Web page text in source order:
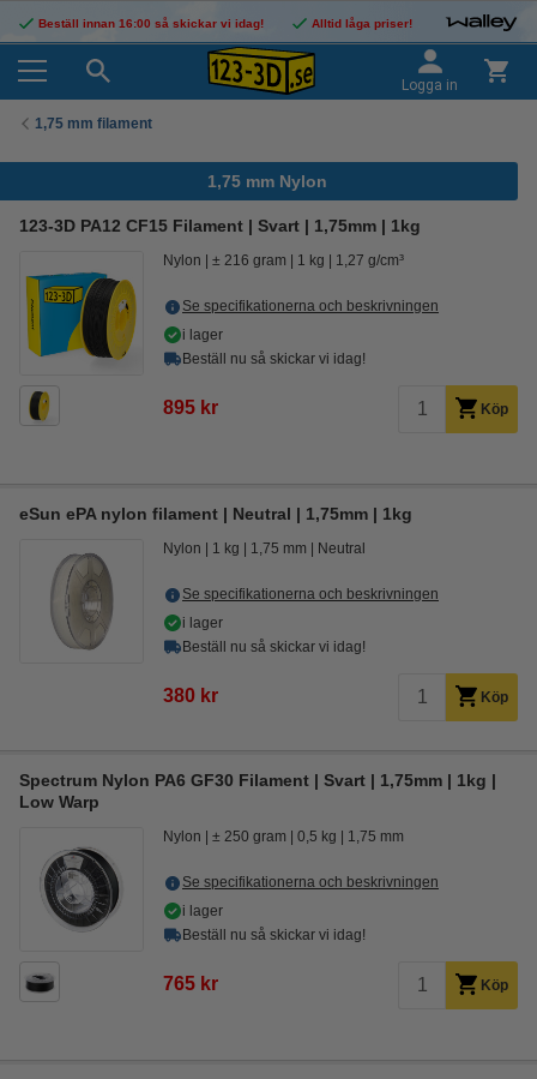
Beställ innan 16:00 så skickar vi idag! Alltid låga priser!
Logga in
1,75 mm filament
1,75 mm Nylon
123-3D PA12 CF15 Filament | Svart | 1,75mm | 1kg
Nylon ± 216 gram 1 kg 1,27 g/cm³
Se specifikationerna och beskrivningen
i lager
Beställ nu så skickar vi idag!
895 kr Köp
eSun ePA nylon filament | Neutral | 1,75mm | 1kg
Nylon 1 kg 1,75 mm Neutral
Se specifikationerna och beskrivningen
i lager
Beställ nu så skickar vi idag!
380 kr Köp
Spectrum Nylon PA6 GF30 Filament | Svart | 1,75mm | 1kg |
Low Warp
Nylon ± 250 gram 0,5 kg 1,75 mm
Se specifikationerna och beskrivningen
i lager
Beställ nu så skickar vi idag!
765 kr Köp